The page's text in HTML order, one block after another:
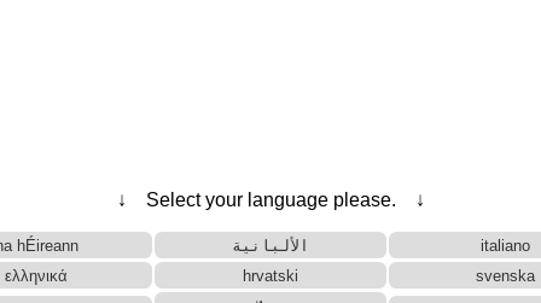
↓ Select your language please. ↓
hÉireann الألبانية italiano
ελληνικά hrvatski svenska